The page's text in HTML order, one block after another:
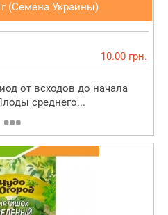
(Семена Украины)
10.00 грн.
от всходов до начала
среднего...